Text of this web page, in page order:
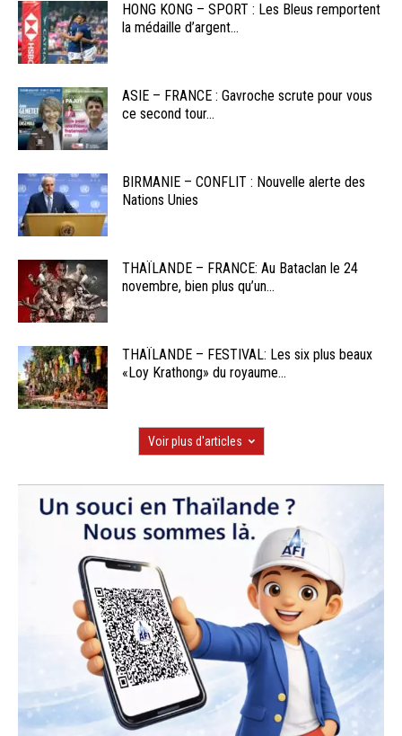
HONG KONG – SPORT : Les Bleus remportent
la médaille d’argent...
ASIE – FRANCE : Gavroche scrute pour vous
ce second tour...
BIRMANIE – CONFLIT : Nouvelle alerte des
Nations Unies
THAÏLANDE – FRANCE: Au Bataclan le 24
novembre, bien plus qu’un...
THAÏLANDE – FESTIVAL: Les six plus beaux
«Loy Krathong» du royaume...
Voir plus d'articles